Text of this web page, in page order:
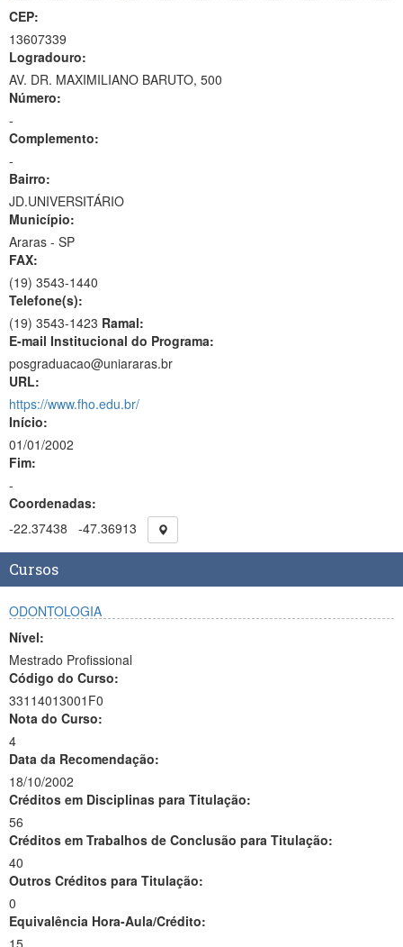
CEP:
13607339
Logradouro:
AV. DR. MAXIMILIANO BARUTO, 500
Número:
-
Complemento:
-
Bairro:
JD.UNIVERSITÁRIO
Município:
Araras - SP
FAX:
(19) 3543-1440
Telefone(s):
(19) 3543-1423 Ramal:
E-mail Institucional do Programa:
posgraduacao@uniararas.br
URL:
https://www.fho.edu.br/
Início:
01/01/2002
Fim:
-
Coordenadas:
-22.37438
-47.36913
Cursos
ODONTOLOGIA
Nível:
Mestrado Profissional
Código do Curso:
33114013001F0
Nota do Curso:
4
Data da Recomendação:
18/10/2002
Créditos em Disciplinas para Titulação:
56
Créditos em Trabalhos de Conclusão para Titulação:
40
Outros Créditos para Titulação:
0
Equivalência Hora-Aula/Crédito:
15